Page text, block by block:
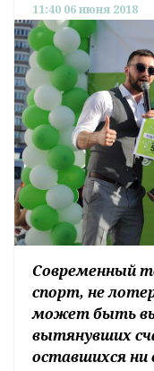
11:40 06 июня 2018
Современный
спорт, не
может быть
вытянувших
оставшихся